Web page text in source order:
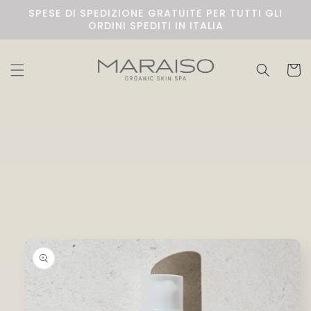
Skip to
content
SPESE DI SPEDIZIONE GRATUITE PER TUTTI GLI
ORDINI SPEDITI IN ITALIA
Cart